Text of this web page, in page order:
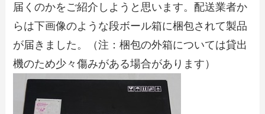
届くのかをご紹介しようと思います。配送業者か
らは下画像のような段ボール箱に梱包されて製品
が届きました。（注：梱包の外箱については貸出
機のため少々傷みがある場合があります）